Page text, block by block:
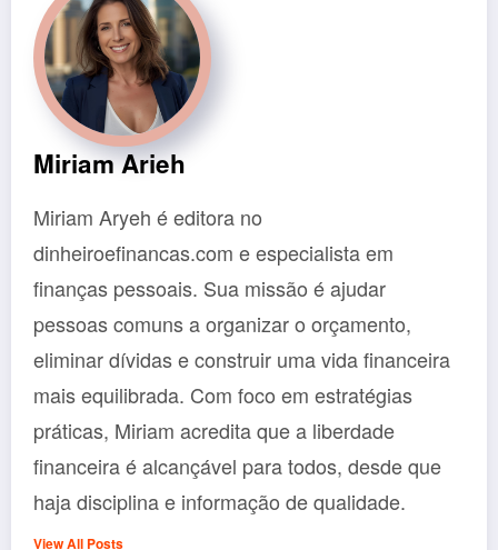
Miriam Arieh
Miriam Aryeh é editora no
dinheiroefinancas.com e especialista em
finanças pessoais. Sua missão é ajudar
pessoas comuns a organizar o orçamento,
eliminar dívidas e construir uma vida financeira
mais equilibrada. Com foco em estratégias
práticas, Miriam acredita que a liberdade
financeira é alcançável para todos, desde que
haja disciplina e informação de qualidade.
View All Posts